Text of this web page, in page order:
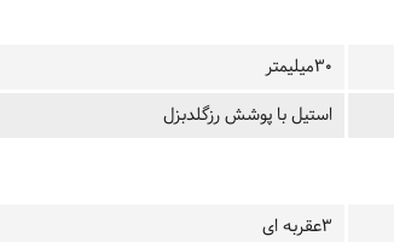
30میلیمتر
استیل با پوشش رزگلدبزل
3عقربه ای